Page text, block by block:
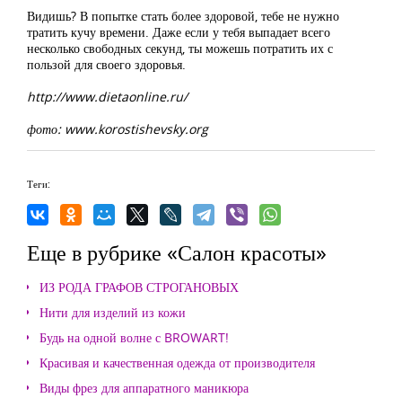
Видишь? В попытке стать более здоровой, тебе не нужно
тратить кучу времени. Даже если у тебя выпадает всего
несколько свободных секунд, ты можешь потратить их с
пользой для своего здоровья.
http://www.dietaonline.ru/
фото: www.korostishevsky.org
Теги:
Еще в рубрике «Салон красоты»
ИЗ РОДА ГРАФОВ СТРОГАНОВЫХ
Нити для изделий из кожи
Будь на одной волне с BROWART!
Красивая и качественная одежда от производителя
Виды фрез для аппаратного маникюра